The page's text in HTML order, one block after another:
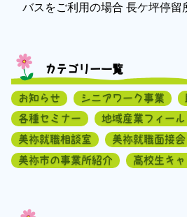
バスをご利用の場合 長ケ坪停留
カテゴリー一覧
お知らせ シニアワーク事業
各種セミナー
地域産業フィー
美祢就職相談室
美祢就職面接会
美祢市の事業所紹介
高校生キ